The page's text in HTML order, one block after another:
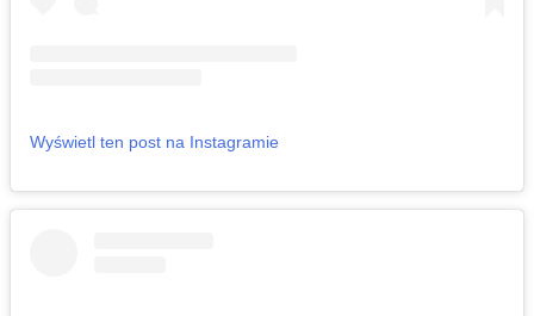
Wyświetl ten post na Instagramie